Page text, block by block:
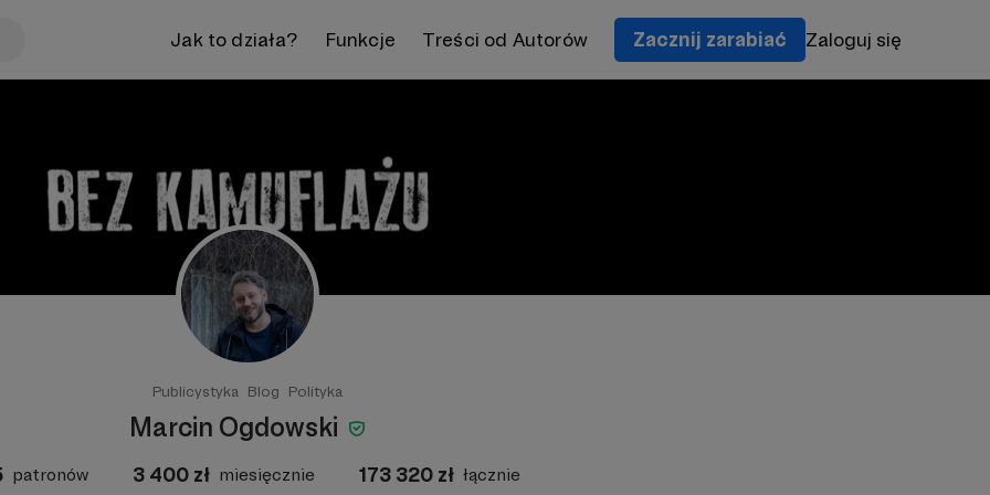
Jak to działa? Funkcje Treści od Autorów Zacznij zarabiać Zaloguj się
Publicystyka Blog Polityka
Marcin Ogdowski
patronów 3 400 zł miesięcznie 173 320 zł łącznie